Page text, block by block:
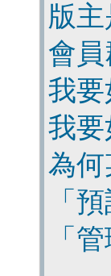
版主
會員
我
我
為
「
「